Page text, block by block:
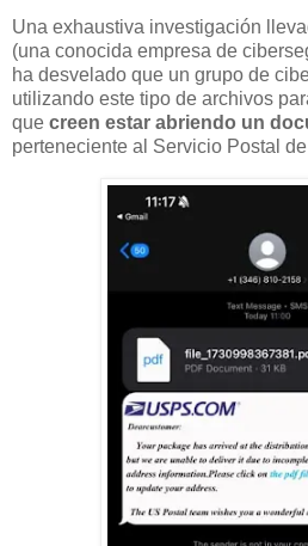
Una exhaustiva investigación
(una conocida empresa de
ha desvelado que un grupo de
utilizando este tipo de archivos
que creen estar abriendo un
perteneciente al Servicio Postal